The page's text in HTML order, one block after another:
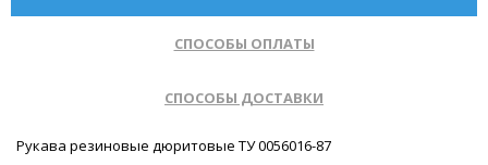
СПОСОБЫ ОПЛАТЫ
СПОСОБЫ ДОСТАВКИ
Рукава резиновые дюритовые ТУ 0056016-87